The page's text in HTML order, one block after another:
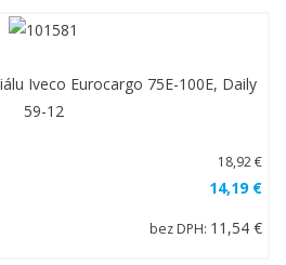
Iveco Eurocargo 75E-100E, Daily
59-12
18,92 €
14,19 €
bez DPH: 11,54 €